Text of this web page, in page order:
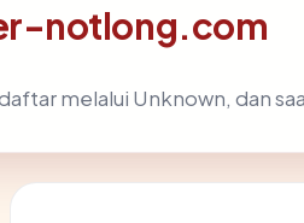
notlong.com
melalui Unknown, dan